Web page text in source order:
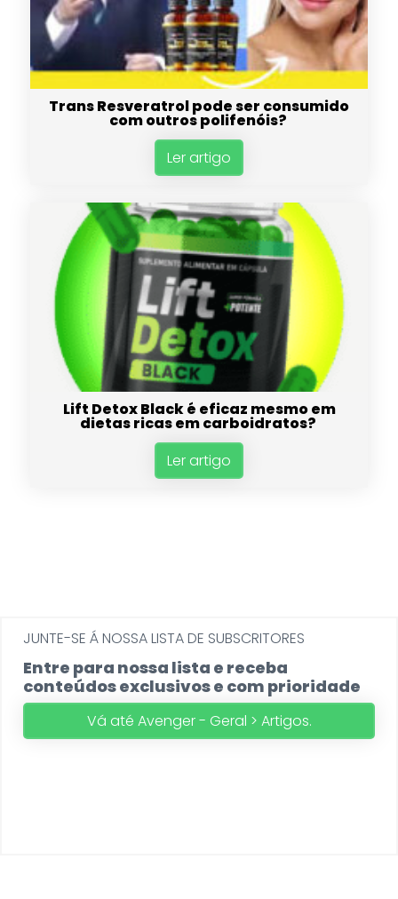
Trans Resveratrol pode ser consumido
com outros polifenóis?
Ler artigo
Lift Detox Black é eficaz mesmo em
dietas ricas em carboidratos?
Ler artigo
JUNTE-SE Á NOSSA LISTA DE SUBSCRITORES
Entre para nossa lista e receba
conteúdos exclusivos e com prioridade
Vá até Avenger - Geral > Artigos.